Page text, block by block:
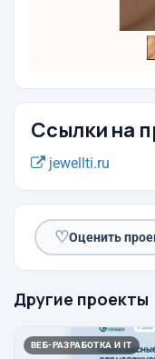
Ссылки на
jewellti.ru
♡Оценить
Другие проекты
ВЕБ-РАЗРАБОТКА И IT